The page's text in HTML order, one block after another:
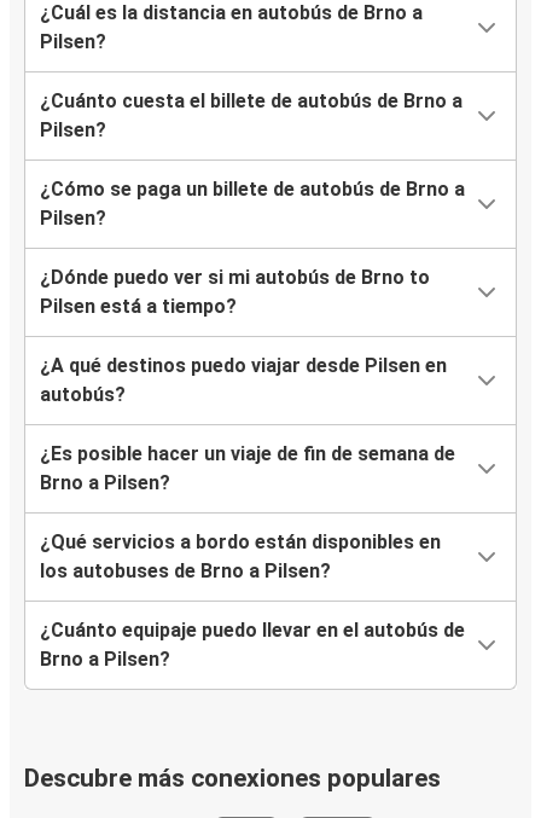
¿Cuál es la distancia en autobús de Brno a
Pilsen?
¿Cuánto cuesta el billete de autobús de Brno a
Pilsen?
¿Cómo se paga un billete de autobús de Brno a
Pilsen?
¿Dónde puedo ver si mi autobús de Brno to
Pilsen está a tiempo?
¿A qué destinos puedo viajar desde Pilsen en
autobús?
¿Es posible hacer un viaje de fin de semana de
Brno a Pilsen?
¿Qué servicios a bordo están disponibles en
los autobuses de Brno a Pilsen?
¿Cuánto equipaje puedo llevar en el autobús de
Brno a Pilsen?
Descubre más conexiones populares